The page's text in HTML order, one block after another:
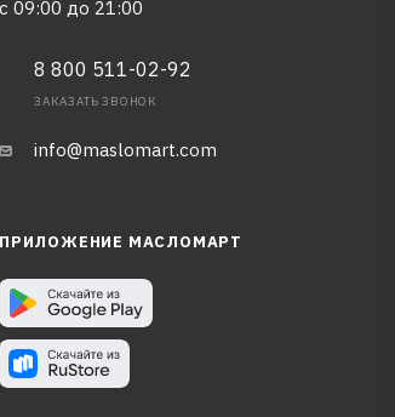
с 09:00 до 21:00
8 800 511-02-92
ЗАКАЗАТЬ ЗВОНОК
info@maslomart.com
ПРИЛОЖЕНИЕ МАСЛОМАРТ